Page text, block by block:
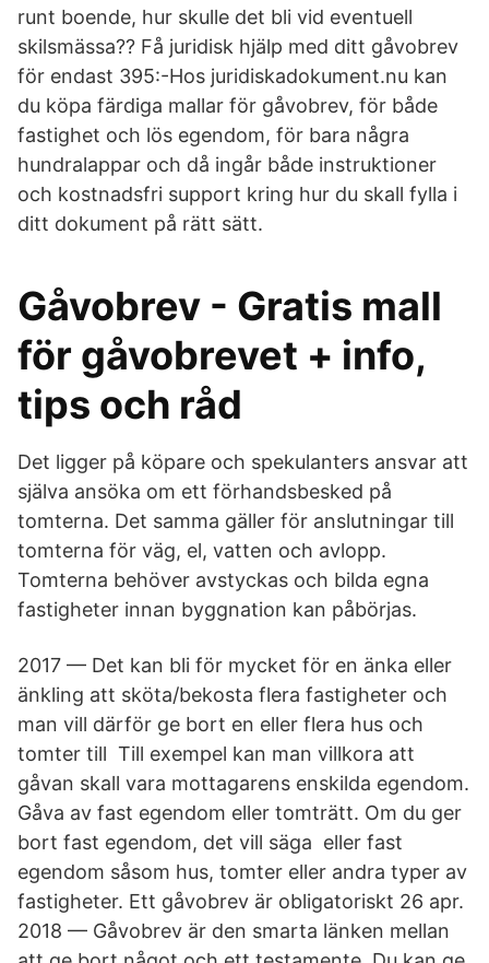
runt boende, hur skulle det bli vid eventuell
skilsmässa?? Få juridisk hjälp med ditt gåvobrev
för endast 395:-Hos juridiskadokument.nu kan
du köpa färdiga mallar för gåvobrev, för både
fastighet och lös egendom, för bara några
hundralappar och då ingår både instruktioner
och kostnadsfri support kring hur du skall fylla i
ditt dokument på rätt sätt.
Gåvobrev - Gratis mall
för gåvobrevet + info,
tips och råd
Det ligger på köpare och spekulanters ansvar att
själva ansöka om ett förhandsbesked på
tomterna. Det samma gäller för anslutningar till
tomterna för väg, el, vatten och avlopp.
Tomterna behöver avstyckas och bilda egna
fastigheter innan byggnation kan påbörjas.
2017 — Det kan bli för mycket för en änka eller
änkling att sköta/bekosta flera fastigheter och
man vill därför ge bort en eller flera hus och
tomter till Till exempel kan man villkora att
gåvan skall vara mottagarens enskilda egendom.
Gåva av fast egendom eller tomträtt. Om du ger
bort fast egendom, det vill säga eller fast
egendom såsom hus, tomter eller andra typer av
fastigheter. Ett gåvobrev är obligatoriskt 26 apr.
2018 — Gåvobrev är den smarta länken mellan